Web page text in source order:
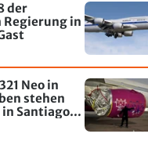
der
Regierung in
Neo in
stehen
Santiago